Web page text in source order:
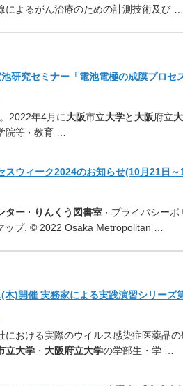
によるがん治療のための計測技術及び …
研究セミナー「電池電極の成膜プロセ
2022年4月に大阪市立大学と 大阪府立
院等 · 教育 …
スウィーク2024のお知らせ(10月21日～
ター · りんくう図書室 · プライバシー
ップ. © 2022 Osaka Metropolitan …
木)開催 実務家による実践演習シリーズ
における実際のウイルス感染症医薬品
立大学 ・ 大阪府立大学の学部生・学 …